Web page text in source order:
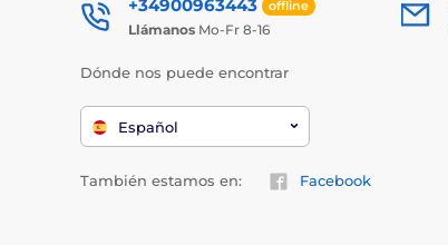
+34900963443 offline
Llámanos Mo-Fr 8-16
Dónde nos puede encontrar
Español
También estamos en: Facebook